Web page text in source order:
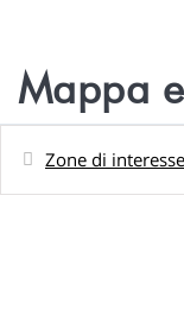
Mappa
Zone di interesse